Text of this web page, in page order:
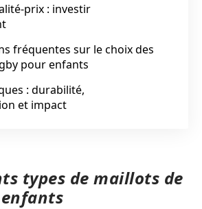
prix : investir
fréquentes sur le choix des
pour enfants
: durabilité,
et impact
types de maillots de